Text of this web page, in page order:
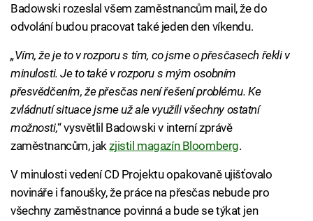
Badowski rozeslal všem zaměstnancům mail, že do
odvolání budou pracovat také jeden den víkendu.
„Vím, že je to v rozporu s tím, co jsme o přesčasech řekli v
minulosti. Je to také v rozporu s mým osobním
přesvědčením, že přesčas není řešení problému. Ke
zvládnutí situace jsme už ale využili všechny ostatní
možnosti,“ vysvětlil Badowski v interní zprávě
zaměstnancům, jakzjistil magazín Bloomberg.
V minulosti vedení CD Projektu opakovaně ujišťovalo
novináře i fanoušky, že práce na přesčas nebude pro
všechny zaměstnance povinná a bude se týkat jen